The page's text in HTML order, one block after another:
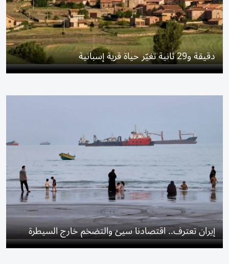
دقيقة و29 ثانية تغيّر حياة قرية إسبانية
إيران تعترف.. اقتصادنا سيئ والتضخم خارج السيطرة